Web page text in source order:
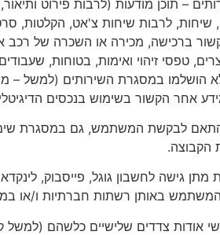
– תוכן מודעות (לרבות פירוט
שיחות, לרבות שיחות צ'אט, הקלטות,
ברכישה, מכירה או השכרה של רכב
טפסי זיהוי ואימות, בטוחות,
הושלמו במסגרת השירותים (למשל
אחר הקשור בשימוש בנכסים
לבקשת המשתמש, גם במסגרת
הקבוצה.
גישה לחשבון גוגל, פייסבוק,
באותן רשתות חברתיות ו/או
אודות צדדים שלישיים כלשהם (למשל